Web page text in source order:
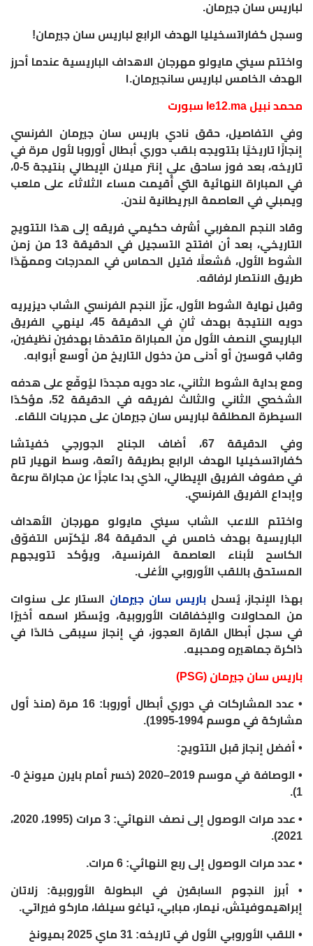
لباريس سان جيرمان.
وسجل كفاراتسخيليا الهدف الرابع لباريس سان جيرمان!
واختتم سيني مايولو مهرجان الاهداف الباريسية عندما أحرز
الهدف الخامس لباريس سانجيرمان.ا
محمد نبيل le12.ma سبورت
وفي التفاصيل، حقق نادي باريس سان جيرمان الفرنسي
إنجازًا تاريخيًا بتتويجه بلقب دوري أبطال أوروبا لأول مرة في
تاريخه، بعد فوز ساحق على إنتر ميلان الإيطالي بنتيجة 5-0،
في المباراة النهائية التي أُقيمت مساء الثلاثاء على ملعب
ويمبلي في العاصمة البريطانية لندن.
وقاد النجم المغربي أشرف حكيمي فريقه إلى هذا التتويج
التاريخي، بعد أن افتتح التسجيل في الدقيقة 13 من زمن
الشوط الأول، مُشعلًا فتيل الحماس في المدرجات وممهّدًا
طريق الانتصار لرفاقه.
وقبل نهاية الشوط الأول، عزّز النجم الفرنسي الشاب ديزيريه
دويه النتيجة بهدف ثانٍ في الدقيقة 45، لينهي الفريق
الباريسي النصف الأول من المباراة متقدمًا بهدفين نظيفين،
وقاب قوسين أو أدنى من دخول التاريخ من أوسع أبوابه.
ومع بداية الشوط الثاني، عاد دويه مجددًا ليُوقّع على هدفه
الشخصي الثاني والثالث لفريقه في الدقيقة 52، مؤكدًا
السيطرة المطلقة لباريس سان جيرمان على مجريات اللقاء.
وفي الدقيقة 67، أضاف الجناح الجورجي خفيتشا
كفاراتسخيليا الهدف الرابع بطريقة رائعة، وسط انهيار تام
في صفوف الفريق الإيطالي، الذي بدا عاجزًا عن مجاراة سرعة
وإبداع الفريق الفرنسي.
واختتم اللاعب الشاب سيني مايولو مهرجان الأهداف
الباريسية بهدف خامس في الدقيقة 84، ليُكرّس التفوّق
الكاسح لأبناء العاصمة الفرنسية، ويؤكد تتويجهم
المستحق باللقب الأوروبي الأغلى.
بهذا الإنجاز، يُسدل باريس سان جيرمان الستار على سنوات
من المحاولات والإخفاقات الأوروبية، ويُسطّر اسمه أخيرًا
في سجل أبطال القارة العجوز، في إنجاز سيبقى خالدًا في
ذاكرة جماهيره ومحبيه.
باريس سان جيرمان (PSG)
• عدد المشاركات في دوري أبطال أوروبا: 16 مرة (منذ أول
مشاركة في موسم 1994-1995).
• أفضل إنجاز قبل التتويج:
• الوصافة في موسم 2019–2020 (خسر أمام بايرن ميونخ 0-
1).
• عدد مرات الوصول إلى نصف النهائي: 3 مرات (1995، 2020،
2021).
• عدد مرات الوصول إلى ربع النهائي: 6 مرات.
• أبرز النجوم السابقين في البطولة الأوروبية: زلاتان
إبراهيموفيتش، نيمار، مبابي، تياغو سيلفا، ماركو فيراتي.
• اللقب الأوروبي الأول في تاريخه: 31 ماي 2025 بميونخ